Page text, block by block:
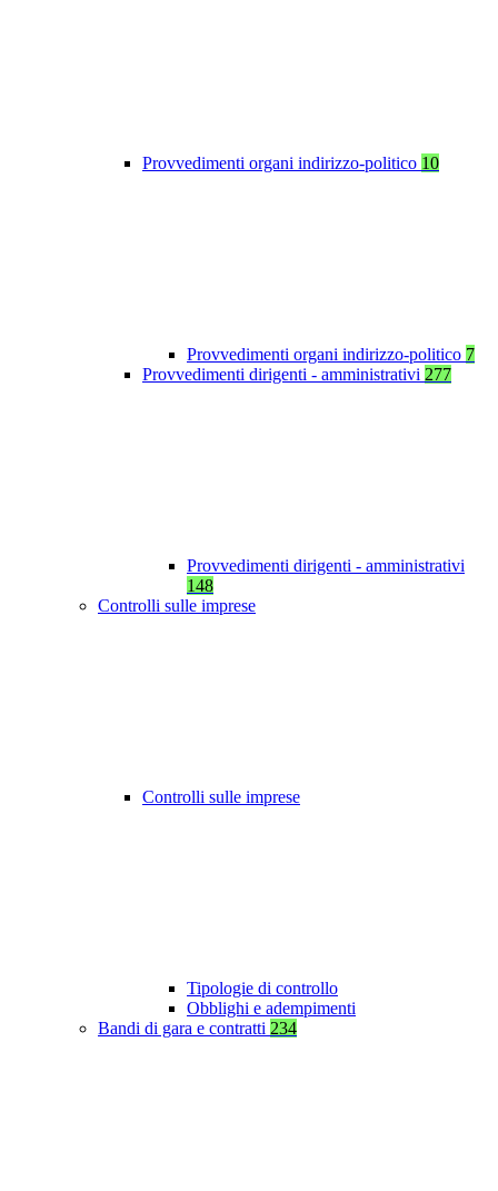
Provvedimenti organi indirizzo-politico 10
Provvedimenti organi indirizzo-politico 7
Provvedimenti dirigenti - amministrativi 277
Provvedimenti dirigenti - amministrativi
148
Controlli sulle imprese
Controlli sulle imprese
Tipologie di controllo
Obblighi e adempimenti
Bandi di gara e contratti 234